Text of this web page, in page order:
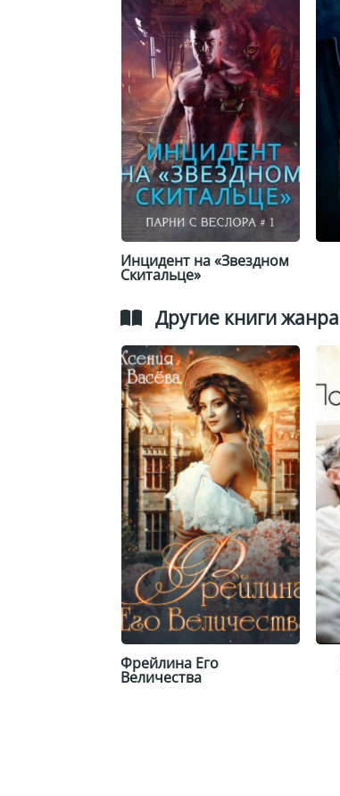
Инцидент на «Звездном
Скитальце»
Другие книги жанра
Фрейлина Его
Величества